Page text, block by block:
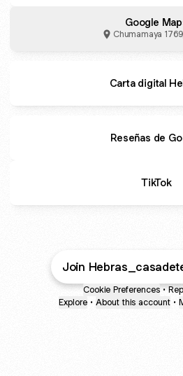
Google
Chumamaya
Carta digital
Reseñas de
TikTok
Join
Cookie Preferences •
Explore • About this account •